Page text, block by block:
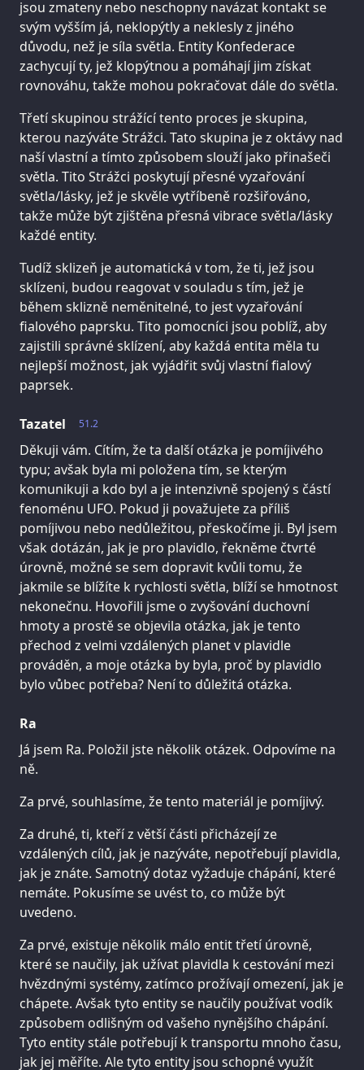
jsou zmateny nebo neschopny navázat kontakt se
svým vyšším já, neklopýtly a neklesly z jiného
důvodu, než je síla světla. Entity Konfederace
zachycují ty, jež klopýtnou a pomáhají jim získat
rovnováhu, takže mohou pokračovat dále do světla.
Třetí skupinou strážící tento proces je skupina,
kterou nazýváte Strážci. Tato skupina je z oktávy nad
naší vlastní a tímto způsobem slouží jako přinašeči
světla. Tito Strážci poskytují přesné vyzařování
světla/lásky, jež je skvěle vytříbeně rozšiřováno,
takže může být zjištěna přesná vibrace světla/lásky
každé entity.
Tudíž sklizeň je automatická v tom, že ti, jež jsou
sklízeni, budou reagovat v souladu s tím, jež je
během sklizně neměnitelné, to jest vyzařování
fialového paprsku. Tito pomocníci jsou poblíž, aby
zajistili správné sklízení, aby každá entita měla tu
nejlepší možnost, jak vyjádřit svůj vlastní fialový
paprsek.
51.2
Tazatel
Děkuji vám. Cítím, že ta další otázka je pomíjivého
typu; avšak byla mi položena tím, se kterým
komunikuji a kdo byl a je intenzivně spojený s částí
fenoménu UFO. Pokud ji považujete za příliš
pomíjivou nebo nedůležitou, přeskočíme ji. Byl jsem
však dotázán, jak je pro plavidlo, řekněme čtvrté
úrovně, možné se sem dopravit kvůli tomu, že
jakmile se blížíte k rychlosti světla, blíží se hmotnost
nekonečnu. Hovořili jsme o zvyšování duchovní
hmoty a prostě se objevila otázka, jak je tento
přechod z velmi vzdálených planet v plavidle
prováděn, a moje otázka by byla, proč by plavidlo
bylo vůbec potřeba? Není to důležitá otázka.
Ra
Já jsem Ra. Položil jste několik otázek. Odpovíme na
ně.
Za prvé, souhlasíme, že tento materiál je pomíjivý.
Za druhé, ti, kteří z větší části přicházejí ze
vzdálených cílů, jak je nazýváte, nepotřebují plavidla,
jak je znáte. Samotný dotaz vyžaduje chápání, které
nemáte. Pokusíme se uvést to, co může být
uvedeno.
Za prvé, existuje několik málo entit třetí úrovně,
které se naučily, jak užívat plavidla k cestování mezi
hvězdnými systémy, zatímco prožívají omezení, jak je
chápete. Avšak tyto entity se naučily používat vodík
způsobem odlišným od vašeho nynějšího chápání.
Tyto entity stále potřebují k transportu mnoho času,
jak jej měříte. Ale tyto entity jsou schopné využít